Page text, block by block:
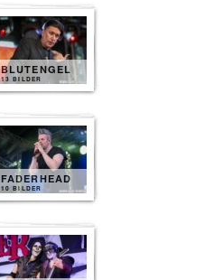
BLUTENGEL
13 BILDER
FADERHEAD
10 BILDER